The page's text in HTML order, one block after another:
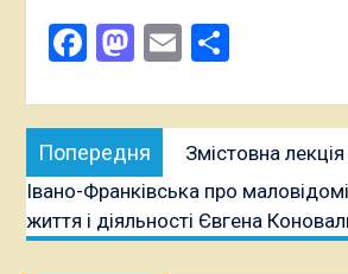
Facebook
Mastodon
Email
Навігація
записів
Попередня
публікація:
Змістовна
Івано-Франківська про маловідомі
життя і діяльності Євгена